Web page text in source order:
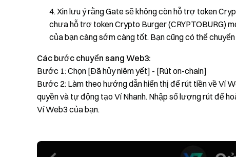
Xin lưu ý rằng Gate sẽ không còn hỗ trợ token
chưa hỗ trợ token Crypto Burger (CRYPTOBURG)
của bạn càng sớm càng tốt. Bạn cũng có thể
Các bước chuyển sang Web3:
Bước 1: Chọn [Đã hủy niêm yết] - [Rút on-chain]
Bước 2: Làm theo hướng dẫn hiển thị để rút tiền về Ví
quyền và tự động tạo Ví Nhanh. Nhập số lượng rút để
Ví Web3 của bạn.